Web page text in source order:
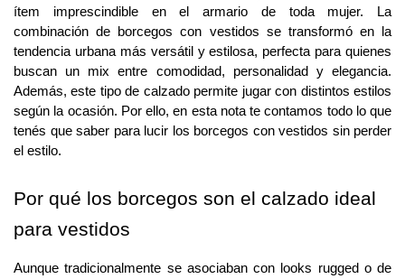
ítem imprescindible en el armario de toda mujer. La
combinación de borcegos con vestidos se transformó en la
tendencia urbana más versátil y estilosa, perfecta para quienes
buscan un mix entre comodidad, personalidad y elegancia.
Además, este tipo de calzado permite jugar con distintos estilos
según la ocasión. Por ello, en esta nota te contamos todo lo que
tenés que saber para lucir los borcegos con vestidos sin perder
el estilo.
Por qué los borcegos son el calzado ideal
para vestidos
Aunque tradicionalmente se asociaban con looks rugged o de